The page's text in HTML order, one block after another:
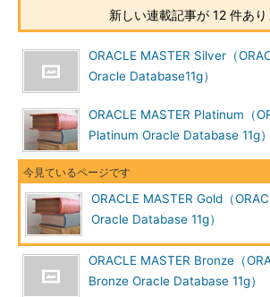
Oracle Database 11g: パフォ
チューニング / Oracle
フォーマンス・チューニング
Oracle Database 11g 新機能 /
Oracle Database 11g: RAC
Oracle Database 11g: RAC 構
(凝縮版)
Oracle Grid Infrastructure
スタ&ASM管理
Oracle Database 11g: SQL チ
ワークショップ
Oracle Database 11g: PL/
ム開発
新しい連載記事が 12 件あり
ORACLE MASTER Silver（
Oracle Database11g）
ORACLE MASTER Platinum（
Platinum Oracle Database 11g）
ORACLE MASTER Gold（
Oracle Database 11g）
ORACLE MASTER Bronze（
Bronze Oracle Database 11g）